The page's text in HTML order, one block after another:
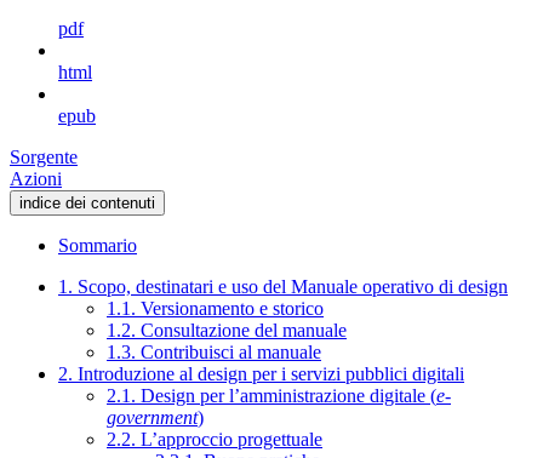
pdf
html
epub
Sorgente
Azioni
indice dei contenuti
Sommario
1. Scopo, destinatari e uso del Manuale operativo di design
1.1. Versionamento e storico
1.2. Consultazione del manuale
1.3. Contribuisci al manuale
2. Introduzione al design per i servizi pubblici digitali
2.1. Design per l’amministrazione digitale (e-
government)
2.2. L’approccio progettuale